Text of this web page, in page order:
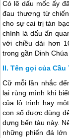
Có lẽ dấu mốc ấy
đau thương từ
cho sự cai trị tàn
chính là dấu ấn
với chiều dài hơn
trong gần Dinh Chúa
Tên gọi của Cầu
Cữ mỗi lần nhắc
lại rùng mình khi
của lộ trình hay
con số được dùng
dựng bến tàu này.
những phiến đá